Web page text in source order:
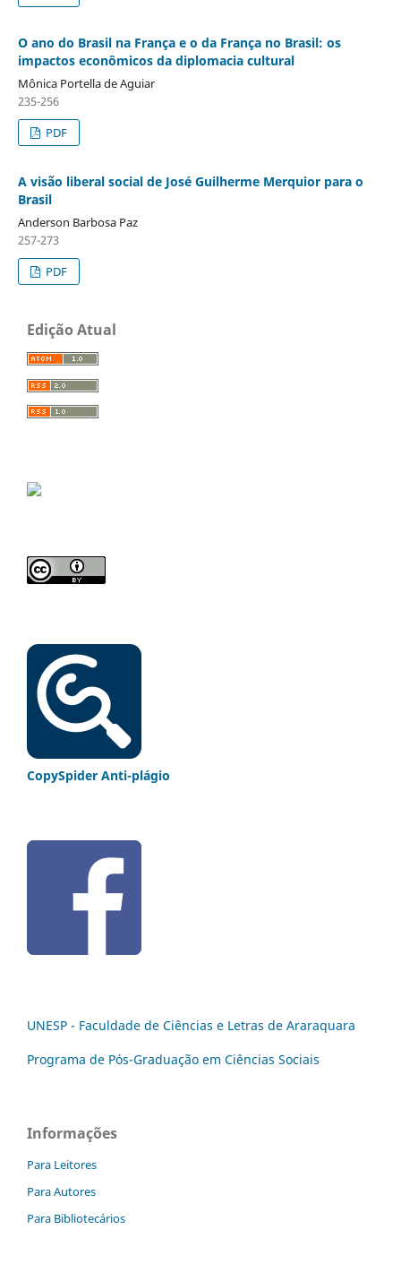
O ano do Brasil na França e o da França no Brasil: os
impactos econômicos da diplomacia cultural
Mônica Portella de Aguiar
235-256
PDF
A visão liberal social de José Guilherme Merquior para o
Brasil
Anderson Barbosa Paz
257-273
PDF
Edição Atual
CopySpider Anti-plágio
UNESP - Faculdade de Ciências e Letras de Araraquara
Programa de Pós-Graduação em Ciências Sociais
Informações
Para Leitores
Para Autores
Para Bibliotecários